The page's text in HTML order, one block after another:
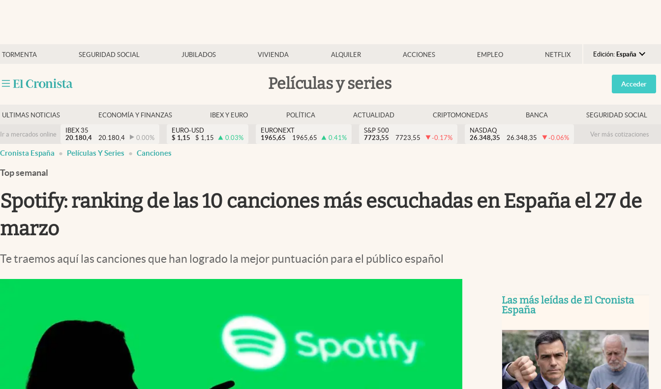
TORMENTA SEGURIDAD SOCIAL JUBILADOS VIVIENDA ALQUILER ACCIONES EMPLEO NETFLIX Edición: España
Argentina
España
USA
Colombia
Películas y series
Economía y finanzas
Criptomonedas
Acceder
ULTIMAS NOTICIAS ECONOMÍA Y FINANZAS IBEX Y EURO POLÍTICA ACTUALIDAD CRIPTOMONEDAS BANCA SEGURIDAD SOCIAL
Ir a mercados online
IBEX 35
20.180,4
20.180,4 0.00%
EURO-USD
$ 1,15 $ 1,15 0.03%
EURONEXT
1965,65
1965,65 0.41%
S&P 500
7723,55
7723,55 -0.17%
NASDAQ
26.348,35
26.348,35 -0.06% Ver más cotizaciones
Cronista España Películas Y Series Canciones
Top semanal
Spotify: ranking de las 10 canciones más escuchadas en España el 27 de
marzo
Te traemos aquí las canciones que han logrado la mejor puntuación para el público español
Las más leídas de El Cronista
España